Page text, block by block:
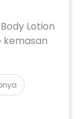
Lotion
kemasan